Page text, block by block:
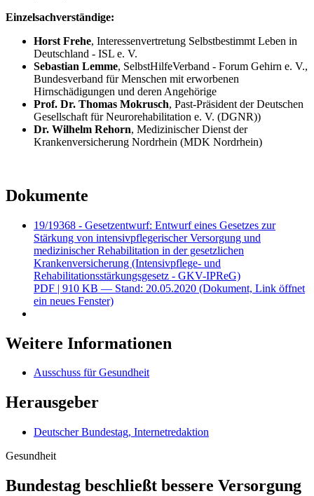
Einzelsachverständige:
Horst Frehe, Interessenvertretung Selbstbestimmt Leben in
Deutschland - ISL e. V.
Sebastian Lemme, SelbstHilfeVerband - Forum Gehirn e. V.,
Bundesverband für Menschen mit erworbenen
Hirnschädigungen und deren Angehörige
Prof. Dr. Thomas Mokrusch, Past-Präsident der Deutschen
Gesellschaft für Neurorehabilitation e. V. (DGNR))
Dr. Wilhelm Rehorn, Medizinischer Dienst der
Krankenversicherung Nordrhein (MDK Nordrhein)
Dokumente
19/19368 - Gesetzentwurf: Entwurf eines Gesetzes zur
Stärkung von intensivpflegerischer Versorgung und
medizinischer Rehabilitation in der gesetzlichen
Krankenversicherung (Intensivpflege- und
Rehabilitationsstärkungsgesetz - GKV-IPReG)
PDF | 910 KB — Stand: 20.05.2020 (Dokument, Link öffnet
ein neues Fenster)
Weitere Informationen
Ausschuss für Gesundheit
Herausgeber
Deutscher Bundestag, Internetredaktion
Gesundheit
Bundestag be­schließt bessere Ver­sor­gung